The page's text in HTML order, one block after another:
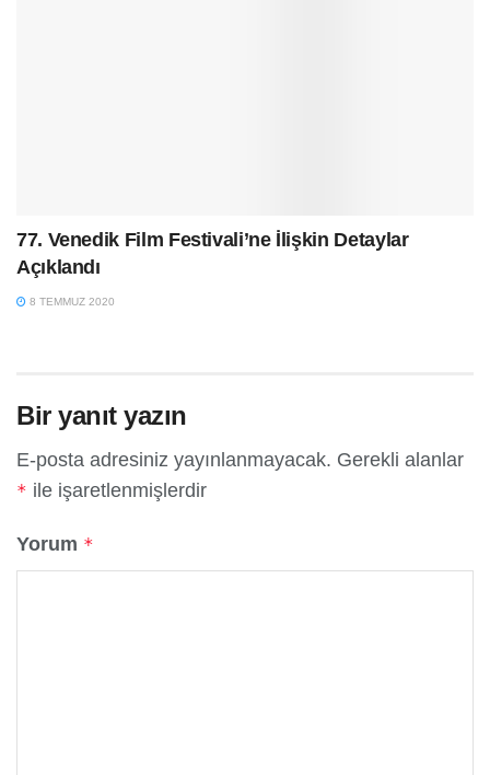
77. Venedik Film Festivali’ne İlişkin Detaylar
Açıklandı
8 TEMMUZ 2020
Bir yanıt yazın
E-posta adresiniz yayınlanmayacak. Gerekli alanlar
* ile işaretlenmişlerdir
Yorum *